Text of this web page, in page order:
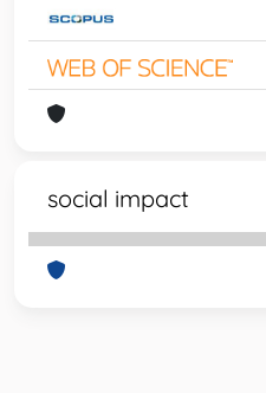
social impact